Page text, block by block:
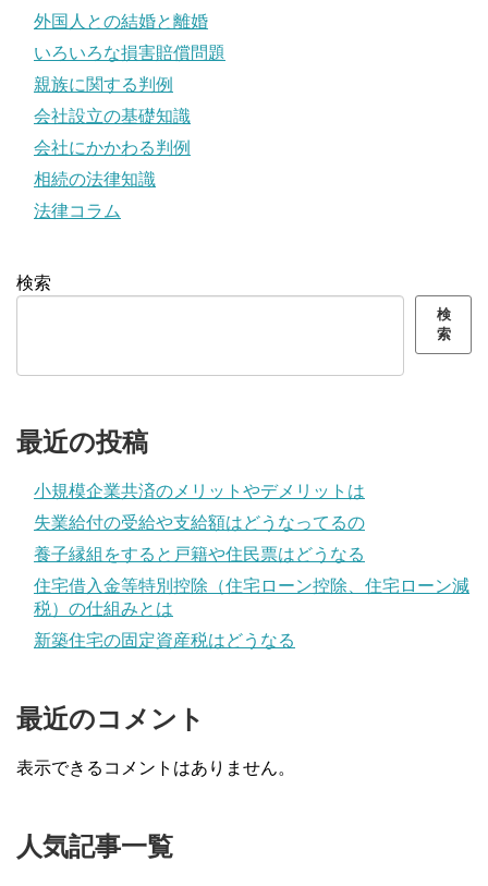
外国人との結婚と離婚
いろいろな損害賠償問題
親族に関する判例
会社設立の基礎知識
会社にかかわる判例
相続の法律知識
法律コラム
検索
検
索
最近の投稿
小規模企業共済のメリットやデメリットは
失業給付の受給や支給額はどうなってるの
養子縁組をすると戸籍や住民票はどうなる
住宅借入金等特別控除（住宅ローン控除、住宅ローン減
税）の仕組みとは
新築住宅の固定資産税はどうなる
最近のコメント
表示できるコメントはありません。
人気記事一覧